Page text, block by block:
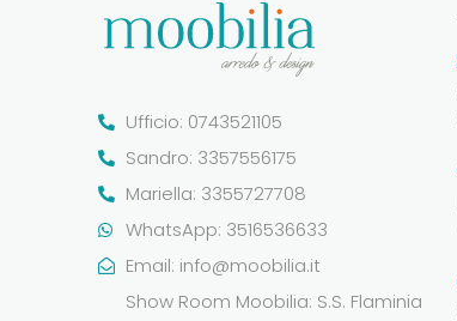
Ufficio: 0743521105
Sandro: 3357556175
Mariella: 3355727708
WhatsApp: 3516536633
Email: info@moobilia.it
Show Room Moobilia: S.S. Flaminia